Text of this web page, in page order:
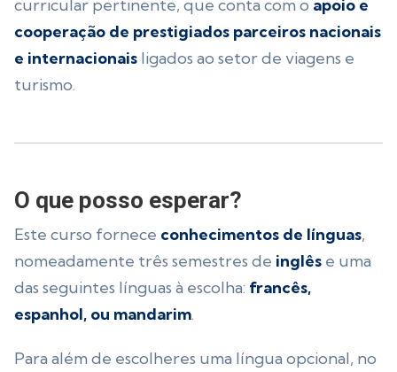
curricular pertinente, que conta com o apoio e
cooperação de prestigiados parceiros nacionais
e internacionais ligados ao setor de viagens e
turismo.
O que posso esperar?
Este curso fornece conhecimentos de línguas,
nomeadamente três semestres de inglês e uma
das seguintes línguas à escolha: francês,
espanhol, ou mandarim.
Para além de escolheres uma língua opcional, no